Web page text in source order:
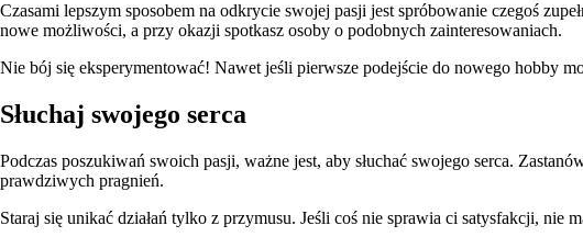
Czasami lepszym sposobem na odkrycie swojej pasji jest spróbowanie czegoś
nowe możliwości, a przy okazji spotkasz osoby o podobnych zainteresowaniach.
Nie bój się eksperymentować! Nawet jeśli pierwsze podejście do nowego hobby
Słuchaj swojego serca
Podczas poszukiwań swoich pasji, ważne jest, aby słuchać swojego serca.
prawdziwych pragnień.
Staraj się unikać działań tylko z przymusu. Jeśli coś nie sprawia ci satysfakcji, nie